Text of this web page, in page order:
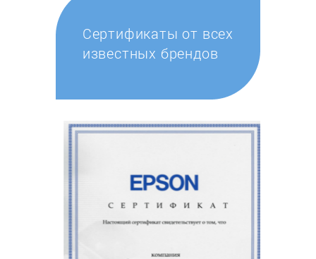
Сертификаты от всех
известных брендов